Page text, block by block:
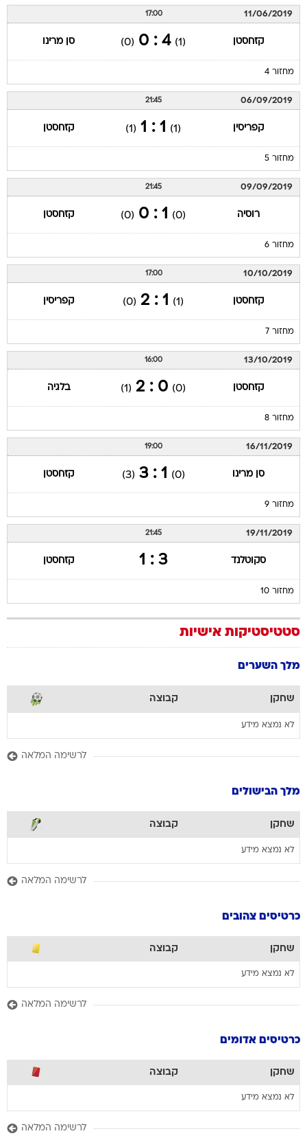
11/06/2019
17:00
קזחסטן (1)
4 : 0
(0) סן מרינו
מחזור 4
06/09/2019
21:45
קפריסין (1)
1 : 1
(1) קזחסטן
מחזור 5
09/09/2019
21:45
רוסיה (0)
1 : 0
(0) קזחסטן
מחזור 6
10/10/2019
17:00
קזחסטן (1)
1 : 2
(0) קפריסין
מחזור 7
13/10/2019
16:00
קזחסטן (0)
0 : 2
(1) בלגיה
מחזור 8
16/11/2019
19:00
סן מרינו (0)
1 : 3
(3) קזחסטן
מחזור 9
19/11/2019
21:45
סקוטלנד 3 : 1 קזחסטן
מחזור 10
סטטיסטיקות אישיות
מלך השערים
שחקן קבוצה
לא נמצא מידע
לרשימה המלאה
מלך הבישולים
שחקן קבוצה
לא נמצא מידע
לרשימה המלאה
כרטיסים צהובים
שחקן קבוצה
לא נמצא מידע
לרשימה המלאה
כרטיסים אדומים
שחקן קבוצה
לא נמצא מידע
לרשימה המלאה